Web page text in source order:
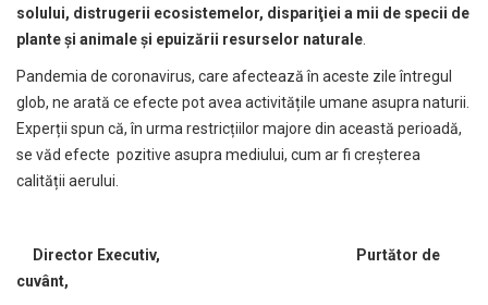
solului, distrugerii ecosistemelor, dispariţiei a mii de specii de
plante şi animale şi epuizării resurselor naturale.
Pandemia de coronavirus, care afectează în aceste zile întregul
glob, ne arată ce efecte pot avea activitățile umane asupra naturii.
Experții spun că, în urma restricțiilor majore din această perioadă,
se văd efecte pozitive asupra mediului, cum ar fi creșterea
calității aerului.
Director Executiv, Purtător de
cuvânt,